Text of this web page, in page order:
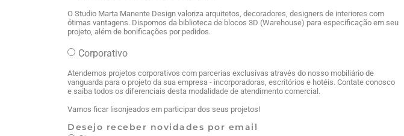
O Studio Marta Manente Design valoriza arquitetos, decoradores, designers de interiores com
ótimas vantagens. Dispomos da biblioteca de blocos 3D (Warehouse) para especificação em seu
projeto, além de bonificações por pedidos.
Corporativo
Atendemos projetos corporativos com parcerias exclusivas através do nosso mobiliário de
vanguarda para o projeto da sua empresa - incorporadoras, escritórios e hotéis. Contate conosco
e saiba todos os diferenciais desta modalidade de atendimento comercial.
Vamos ficar lisonjeados em participar dos seus projetos!
Desejo receber novidades por email